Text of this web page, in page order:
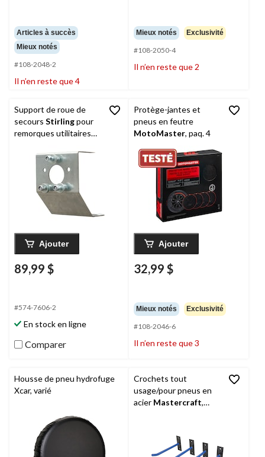
Articles à succès
Mieux notés
#108-2048-2
Il n’en reste que 4
Mieux notés Exclusivité
#108-2050-4
Il n’en reste que 2
Support de roue de
secours Stirlingpour
remorques utilitaires
de 4 x 6 pi
Ajouter
89,99 $
#574-7606-2
En stock en ligne
Comparer
Protège-jantes et
pneus en feutre
MotoMaster, paq. 4
Ajouter
32,99 $
Mieux notés Exclusivité
#108-2046-6
Il n’en reste que 3
Housse de pneu hydrofuge
Xcar, varié
Crochets tout
usage/pour pneus en
acier Mastercraft,